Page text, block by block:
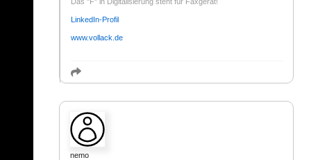
LinkedIn-Profil
www.vollack.de
nemo